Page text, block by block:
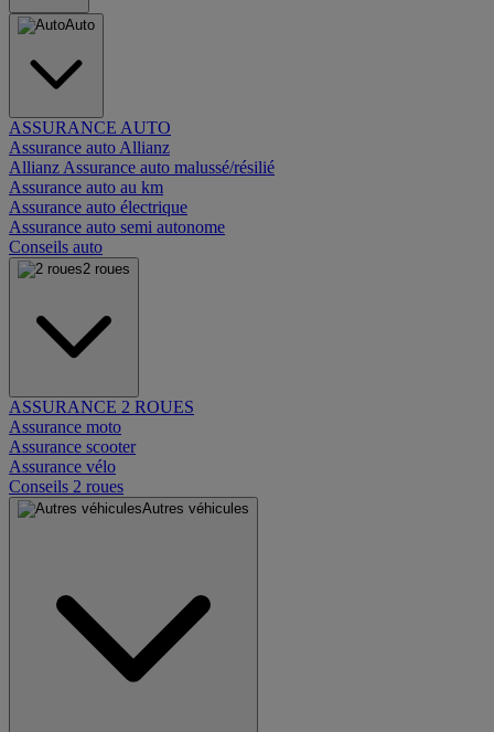
Auto
ASSURANCE AUTO
Assurance auto Allianz
Allianz Assurance auto malussé/résilié
Assurance auto au km
Assurance auto électrique
Assurance auto semi autonome
Conseils auto
2 roues
ASSURANCE 2 ROUES
Assurance moto
Assurance scooter
Assurance vélo
Conseils 2 roues
Autres véhicules